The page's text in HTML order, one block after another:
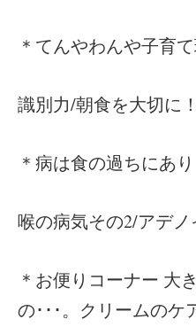
＊てんやわんや子育
識別力/朝食を大切に！
＊病は食の過ちにあ
喉の病気その2/アデ
＊お便りコーナー 大
の･･･。クリームのケ